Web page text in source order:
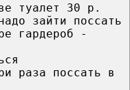
туалет 30 р.
зайти поссать
гардероб -
раза поссать в